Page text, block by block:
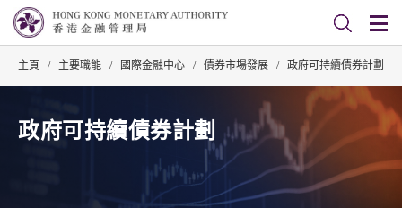
主頁 / 主要職能 / 國際金融中心 / 債券市場發展 / 政府可持續債券計劃
政府可持續債券計劃